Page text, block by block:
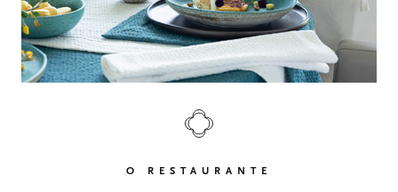
O RESTAURANTE